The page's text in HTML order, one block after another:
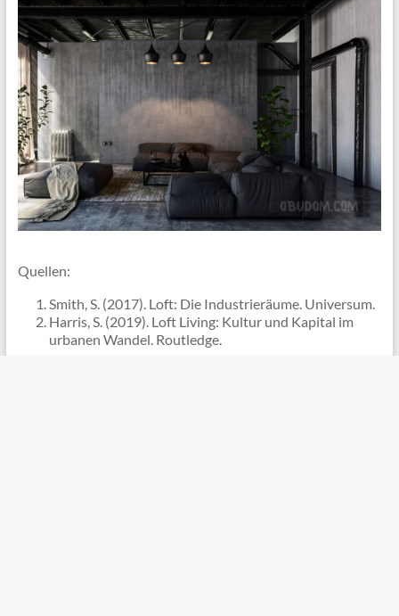
Quellen:
Smith, S. (2017). Loft: Die Industrieräume. Universum.
Harris, S. (2019). Loft Living: Kultur und Kapital im
urbanen Wandel. Routledge.